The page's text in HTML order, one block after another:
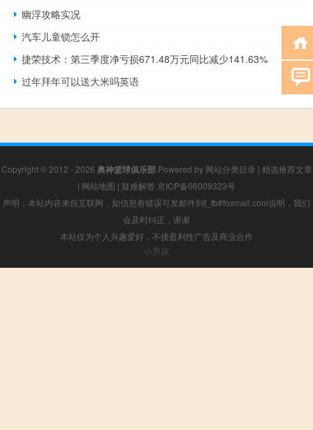
幽浮攻略实况
汽车儿童锁怎么开
捷荣技术：第三季度净亏损671.48万元同比减少141.63%
过年拜年可以送大米吗英语
Copyright © 2012 - 2026 奥神篮球俱乐部Powered by 网站分类目录 | 精选推荐文章
| 网站地图 | 疑难解答 京ICP备06009323号
声明：本站内容来自互联网，如信息有错误可发邮件到f_fb#foxmail.com说明，我们
会及时纠正，谢谢
本站仅为个人兴趣爱好，不接盈利性广告及商业合作
小男孩